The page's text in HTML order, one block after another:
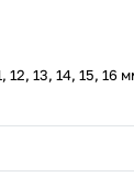
13, 14, 15, 16